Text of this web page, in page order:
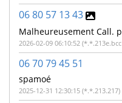
06 80 57 13 43
2026-02-09 06:10:52
06 70 79 45 51
spamoé
2025-12-31 12:30:15 (*.*.213.217)